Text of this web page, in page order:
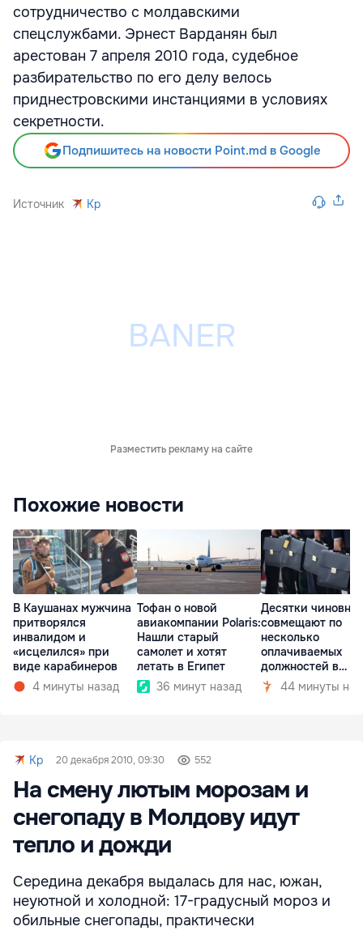
сотрудничество с молдавскими
спецслужбами. Эрнест Варданян был
арестован 7 апреля 2010 года, судебное
разбирательство по его делу велось
приднестровскими инстанциями в условиях
секретности.
Подпишитесь на новости Point.md в Google
Источник Kp
Разместить рекламу на сайте
Похожие новости
В Каушанах мужчина
притворялся
инвалидом и
«исцелился» при
виде карабинеров
4 минуты назад
Тофан о новой
авиакомпании Polaris:
Нашли старый
самолет и хотят
летать в Египет
36 минут назад
Десятки
совмещают по
несколько
оплачиваемых
должностей в
госкомпаниях
44 минуты
Kp 20 декабря 2010, 09:30 552
На смену лютым морозам и
снегопаду в Молдову идут
тепло и дожди
Середина декабря выдалась для нас, южан,
неуютной и холодной: 17-градусный мороз и
обильные снегопады, практически